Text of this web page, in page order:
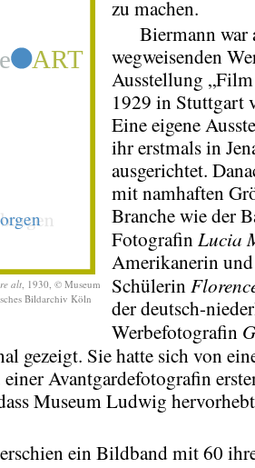
alt , 1930, © Museum
Bildarchiv Köln
zu machen.
Biermann war
wegweisenden
Ausstellung
1929 in Stuttgart
Eine eigene
ihr erstmals in
ausgerichtet.
mit namhaften
Branche wie der
Fotografin Lucia
Amerikanerin
Schülerin
der deutsch-
Werbefotografin
gezeigt. Sie hatte sich von
Avantgardefotografin
Museum Ludwig
erschien ein Bildband mit 60